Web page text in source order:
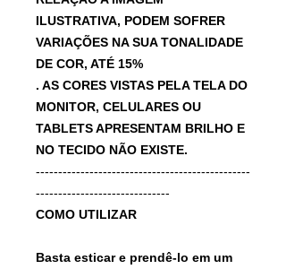
ILUSTRATIVA, PODEM SOFRER
VARIAÇÕES NA SUA TONALIDADE
DE COR, ATÉ 15%
. AS CORES VISTAS PELA TELA DO
MONITOR, CELULARES OU
TABLETS APRESENTAM BRILHO E
NO TECIDO NÃO EXISTE.
------------------------------------------------
------------------------------
COMO UTILIZAR
Basta esticar e prendê-lo em um